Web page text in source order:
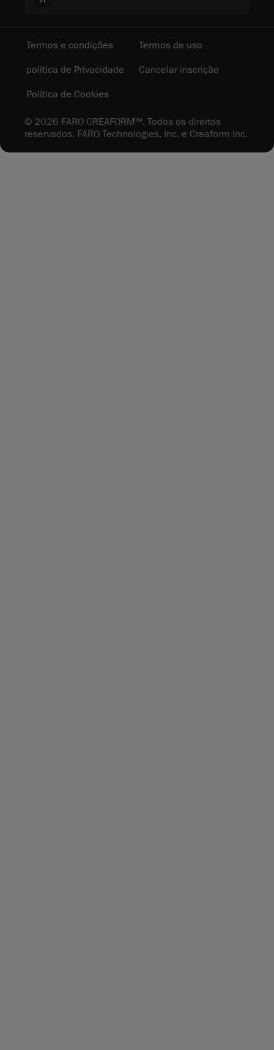
© 2026 FARO CREAFORM™. Todos os direitos
reservados. FARO Technologies, Inc. e Creaform Inc.
Termos e condições
Termos de uso
política de Privacidade
Cancelar inscrição
Política de Cookies